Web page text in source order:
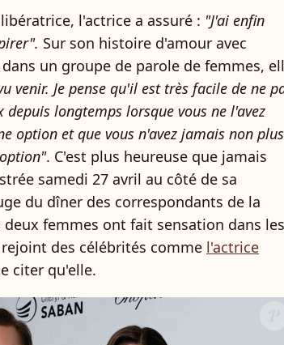
l'actrice a assuré : "J'ai enfin
Sur son histoire d'amour avec
un groupe de parole de femmes,
venir. Je pense qu'il est très facile de ne
depuis longtemps lorsque vous ne l'avez
option et que vous n'avez jamais non plus
. C'est plus heureuse que jamais
samedi 27 avril au côté de sa
du dîner des correspondants de la
deux femmes ont fait sensation dans les
des célébrités comme l'actrice
citer qu'elle.